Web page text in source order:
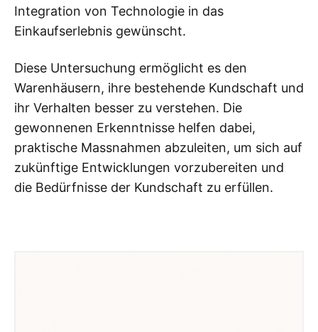
Integration von Technologie in das
Einkaufserlebnis gewünscht.
Diese Untersuchung ermöglicht es den
Warenhäusern, ihre bestehende Kundschaft und
ihr Verhalten besser zu verstehen. Die
gewonnenen Erkenntnisse helfen dabei,
praktische Massnahmen abzuleiten, um sich auf
zukünftige Entwicklungen vorzubereiten und
die Bedürfnisse der Kundschaft zu erfüllen.